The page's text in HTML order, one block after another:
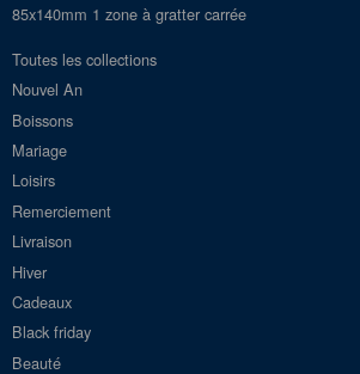
85x140mm 1 zone à gratter carrée
Toutes les collections
Nouvel An
Boissons
Mariage
Loisirs
Remerciement
Livraison
Hiver
Cadeaux
Black friday
Beauté